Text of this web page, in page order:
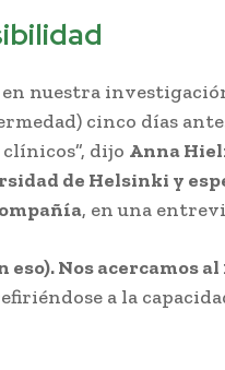
en nuestra
cinco días
dijo Anna
de Helsinki y
, en una
eso). Nos acercamos
a la